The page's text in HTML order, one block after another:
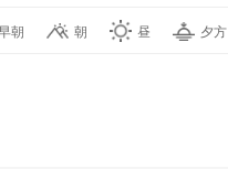
朝 朝 昼 夕方